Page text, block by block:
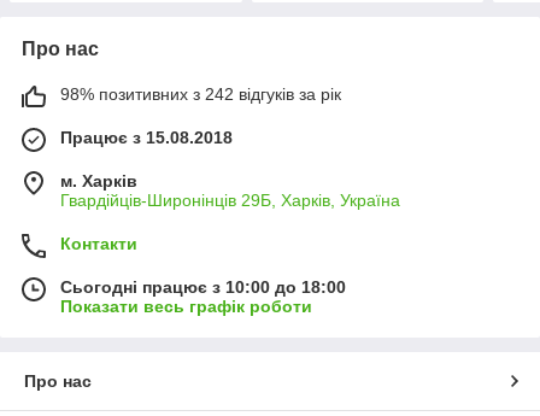
Про нас
98% позитивних з 242 відгуків за рік
Працює з 15.08.2018
м. Харків
Гвардійців-Широнінців 29Б, Харків, Україна
Контакти
Сьогодні працює з 10:00 до 18:00
Показати весь графік роботи
Про нас